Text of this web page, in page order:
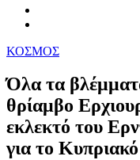
ΚΟΣΜΟΣ
Όλα τα
θρίαμβο
εκλεκτό του
για το Κυπριακό